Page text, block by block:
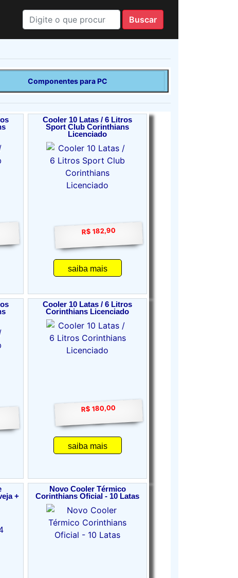
Componentes para PC
Cooler 10 Latas / 6 Litros
Sport Club Corinthians
Licenciado
R$ 182,90
saiba mais
Cooler 10 Latas / 6 Litros
Corinthians Licenciado
R$ 180,00
saiba mais
+
Novo Cooler Térmico
Corinthians Oficial - 10 Latas